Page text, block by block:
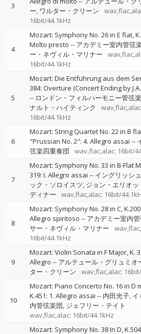
3
ー ワルター・クリーン
16bit/44.1kHz
4
Mozart: Symphony No. 26 in E flat,
Molto presto -- アカデミー室内管弦
ー・ネヴィル・マリナー
16bit/44.1kHz
5
Mozart: Die Entführung aus dem
384: Overture (Concert Ending by
-- ロンドン・フィルハーモニー管弦
ナルト・ハイティンク
16bit/44.1kHz
6
Mozart: String Quartet No. 22 in B
"Prussian No. 2": 4. Allegro assai --
弦楽四重奏団
wav,flac,alac: 16bit/
7
Mozart: Symphony No. 33 in B-Flat
319: I. Allegro assai -- イングリッシ
ック・ソロイスツ ジョン・エリオッ
ディナー
wav,flac,alac: 16bit/
8
Mozart: Symphony No. 28 in C,
Allegro spiritoso -- アカデミー室内
サー・ネヴィル・マリナー
16bit/44.1kHz
9
Mozart: Violin Sonata in F Major, K.
Allegro -- アルテュール・グリュミオ
ター・クリーン
wav,flac,alac:
10
Mozart: Piano Concerto No. 16 in D
K.451: 1. Allegro assai -- 内田光子 イ
内管弦楽団 ジェフリー・テイト
wav,flac,alac: 16bit/44.1kHz
Mozart: Symphony No. 38 In D, K.504